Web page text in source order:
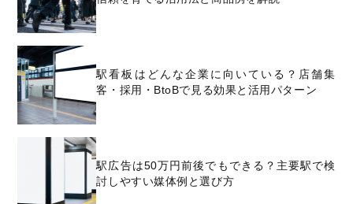
駅看板はどんな企業に向いている？店舗集
客・採用・BtoBで見る効果と活用パターン
駅広告は50万円前後でもできる？主要駅で検
討しやすい媒体例と選び方